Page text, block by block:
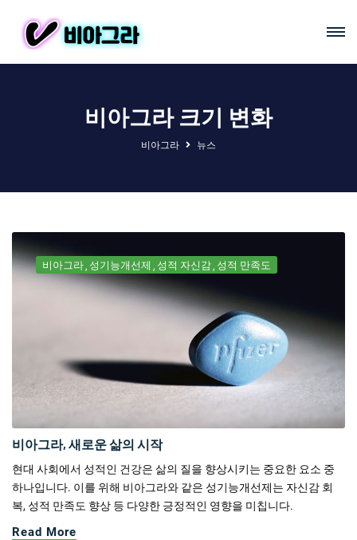
비아그라 크기 변화
비아그라 뉴스
비아그라 성기능개선제 성적 자신감 성적 만족도
비아그라, 새로운 삶의 시작
현대 사회에서 성적인 건강은 삶의 질을 향상시키는 중요한 요소 중
하나입니다. 이를 위해 비아그라와 같은 성기능개선제는 자신감 회
복, 성적 만족도 향상 등 다양한 긍정적인 영향을 미칩니다.
Read More